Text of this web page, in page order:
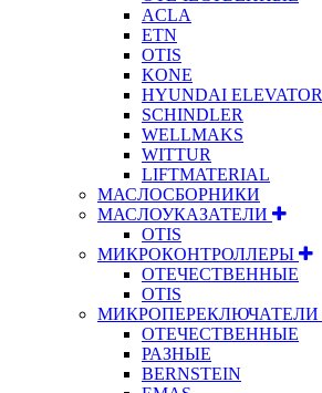
ACLA
ETN
OTIS
KONE
HYUNDAI ELEVATOR
SCHINDLER
WELLMAKS
WITTUR
LIFTMATERIAL
МАСЛОСБОРНИКИ
МАСЛОУКАЗАТЕЛИ
OTIS
МИКРОКОНТРОЛЛЕРЫ
ОТЕЧЕСТВЕННЫЕ
OTIS
МИКРОПЕРЕКЛЮЧАТЕЛИ
ОТЕЧЕСТВЕННЫЕ
РАЗНЫЕ
BERNSTEIN